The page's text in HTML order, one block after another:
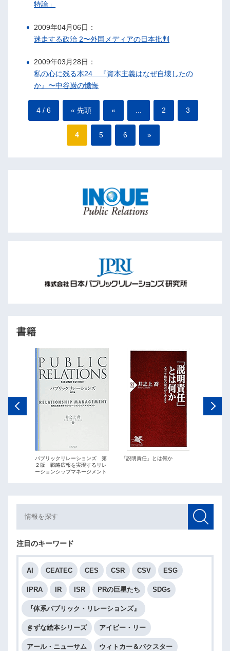
特論」
2009年04月06日：
迷走する政治 2〜外国メディアの日本批判
2009年03月28日：
私の心に残る本24 『資本主義はなぜ自壊したの
か』〜中谷巌の懺悔
4 / 6 « 先頭 « ... 2 3
4 5 6 »
書籍
パブリックリレーションズ 第
２版 戦略広報を実現するリレ
ーションシップマネージメント
「説明責任」とは何か
注目のキーワード
AI CEATEC CES CSR CSV ESG
IPRA IR ISR PRの巨星たち SDGs
『体系パブリック・リレーションズ』
きずな絵本シリーズ アイビー・リー
アール・ニューサム ウィトカー＆バクスター